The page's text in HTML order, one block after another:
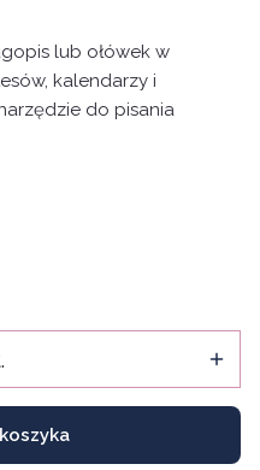
lub ołówek w
kalendarzy i
do pisania